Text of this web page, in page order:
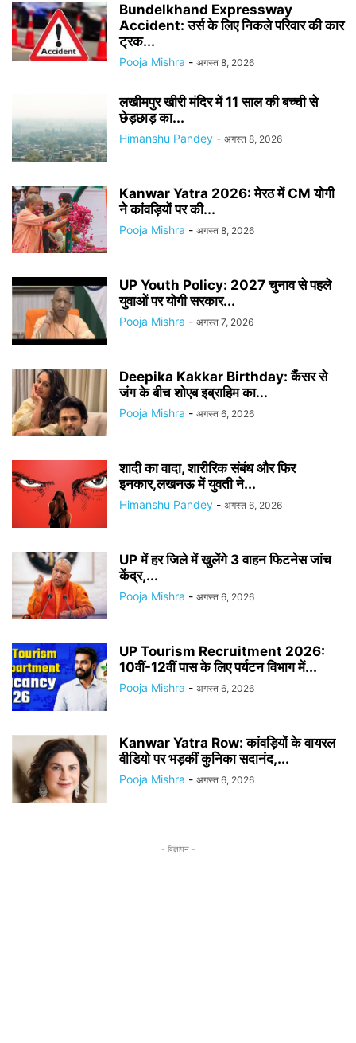
Bundelkhand Expressway
Accident: उर्स के लिए निकले परिवार की कार
ट्रक...
Pooja Mishra - अगस्त 8, 2026
लखीमपुर खीरी मंदिर में 11 साल की बच्ची से
छेड़छाड़ का...
Himanshu Pandey - अगस्त 8, 2026
Kanwar Yatra 2026: मेरठ में CM योगी
ने कांवड़ियों पर की...
Pooja Mishra - अगस्त 8, 2026
UP Youth Policy: 2027 चुनाव से पहले
युवाओं पर योगी सरकार...
Pooja Mishra - अगस्त 7, 2026
Deepika Kakkar Birthday: कैंसर से
जंग के बीच शोएब इब्राहिम का...
Pooja Mishra - अगस्त 6, 2026
शादी का वादा, शारीरिक संबंध और फिर
इनकार,लखनऊ में युवती ने...
Himanshu Pandey - अगस्त 6, 2026
UP में हर जिले में खुलेंगे 3 वाहन फिटनेस जांच
केंद्र,...
Pooja Mishra - अगस्त 6, 2026
UP Tourism Recruitment 2026:
10वीं-12वीं पास के लिए पर्यटन विभाग में...
Pooja Mishra - अगस्त 6, 2026
Kanwar Yatra Row: कांवड़ियों के वायरल
वीडियो पर भड़कीं कुनिका सदानंद,...
Pooja Mishra - अगस्त 6, 2026
- विज्ञापन -